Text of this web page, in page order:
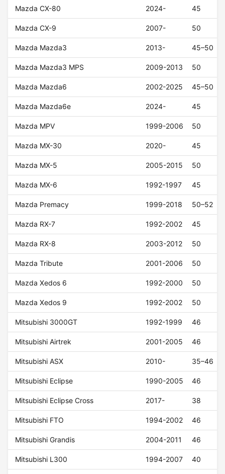
Mazda CX-80 2024- 45
Mazda CX-9 2007- 50
Mazda Mazda3 2013- 45–50
Mazda Mazda3 MPS 2009-2013 50
Mazda Mazda6 2002-2025 45–50
Mazda Mazda6e 2024- 45
Mazda MPV 1999-2006 50
Mazda MX-30 2020- 45
Mazda MX-5 2005-2015 50
Mazda MX-6 1992-1997 45
Mazda Premacy 1999-2018 50–52
Mazda RX-7 1992-2002 45
Mazda RX-8 2003-2012 50
Mazda Tribute 2001-2006 50
Mazda Xedos 6 1992-2000 50
Mazda Xedos 9 1992-2002 50
Mitsubishi 3000GT 1992-1999 46
Mitsubishi Airtrek 2001-2005 46
Mitsubishi ASX 2010- 35–46
Mitsubishi Eclipse 1990-2005 46
Mitsubishi Eclipse Cross 2017- 38
Mitsubishi FTO 1994-2002 46
Mitsubishi Grandis 2004-2011 46
Mitsubishi L300 1994-2007 40